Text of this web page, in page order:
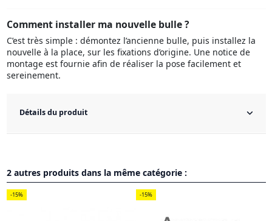
Comment installer ma nouvelle bulle ?
C’est très simple : démontez l’ancienne bulle, puis installez la
nouvelle à la place, sur les fixations d’origine. Une notice de
montage est fournie afin de réaliser la pose facilement et
sereinement.
Détails du produit
2 autres produits dans la même catégorie :
-15% -15%